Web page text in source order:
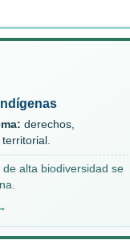
derechos,
alta biodiversidad se